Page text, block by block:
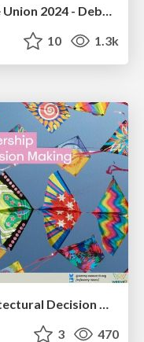
Chrome DevTools: State of the Union 2024 - Debugging React & Beyond
10 1.3k
3 470